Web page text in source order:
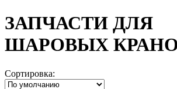
ЗАПЧАСТИ ДЛЯ
ШАРОВЫХ
Сортировка: